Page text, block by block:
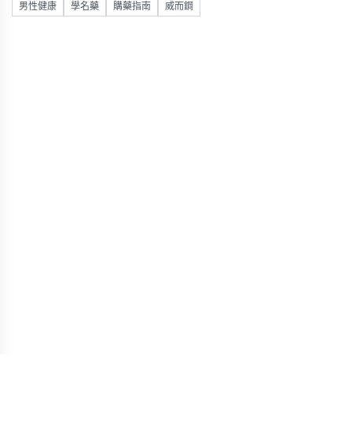
男性健康 學名藥 購藥指南 威而鋼